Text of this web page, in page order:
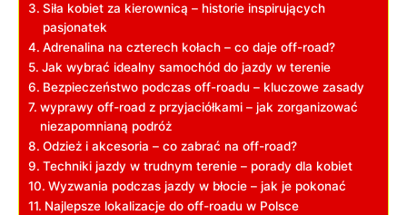
Siła kobiet za kierownicą – historie inspirujących
pasjonatek
Adrenalina na czterech kołach – co daje off-road?
Jak wybrać idealny samochód do jazdy w terenie
Bezpieczeństwo podczas off-roadu – kluczowe zasady
wyprawy off-road z przyjaciółkami – jak zorganizować
niezapomnianą podróż
Odzież i akcesoria – co zabrać na off-road?
Techniki jazdy w trudnym terenie – porady dla kobiet
Wyzwania podczas jazdy w błocie – jak je pokonać
Najlepsze lokalizacje do off-roadu w Polsce